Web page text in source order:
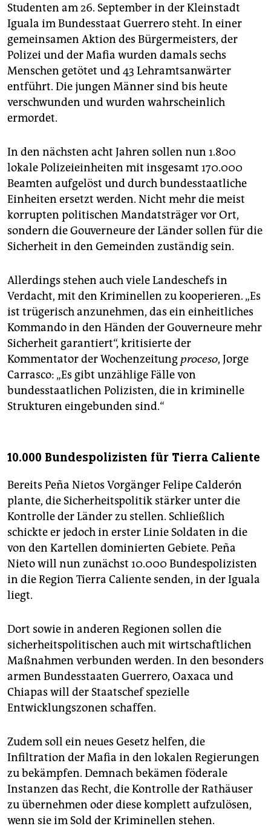
Studenten am 26. September in der Kleinstadt
Iguala im Bundesstaat Guerrero steht. In einer
gemeinsamen Aktion des Bürgermeisters, der
Polizei und der Mafia wurden damals sechs
Menschen getötet und 43 Lehramtsanwärter
entführt. Die jungen Männer sind bis heute
verschwunden und wurden wahrscheinlich
ermordet.
In den nächsten acht Jahren sollen nun 1.800
lokale Polizeieinheiten mit insgesamt 170.000
Beamten aufgelöst und durch bundesstaatliche
Einheiten ersetzt werden. Nicht mehr die meist
korrupten politischen Mandatsträger vor Ort,
sondern die Gouverneure der Länder sollen für die
Sicherheit in den Gemeinden zuständig sein.
Allerdings stehen auch viele Landeschefs in
Verdacht, mit den Kriminellen zu kooperieren. „Es
ist trügerisch anzunehmen, das ein einheitliches
Kommando in den Händen der Gouverneure mehr
Sicherheit garantiert“, kritisierte der
Kommentator der Wochenzeitung proceso, Jorge
Carrasco: „Es gibt unzählige Fälle von
bundesstaatlichen Polizisten, die in kriminelle
Strukturen eingebunden sind.“
10.000 Bundespolizisten für Tierra Caliente
Bereits Peña Nietos Vorgänger Felipe Calderón
plante, die Sicherheitspolitik stärker unter die
Kontrolle der Länder zu stellen. Schließlich
schickte er jedoch in erster Linie Soldaten in die
von den Kartellen dominierten Gebiete. Peña
Nieto will nun zunächst 10.000 Bundespolizisten
in die Region Tierra Caliente senden, in der Iguala
liegt.
Dort sowie in anderen Regionen sollen die
sicherheitspolitischen auch mit wirtschaftlichen
Maßnahmen verbunden werden. In den besonders
armen Bundesstaaten Guerrero, Oaxaca und
Chiapas will der Staatschef spezielle
Entwicklungszonen schaffen.
Zudem soll ein neues Gesetz helfen, die
Infiltration der Mafia in den lokalen Regierungen
zu bekämpfen. Demnach bekämen föderale
Instanzen das Recht, die Kontrolle der Rathäuser
zu übernehmen oder diese komplett aufzulösen,
wenn sie im Sold der Kriminellen stehen.